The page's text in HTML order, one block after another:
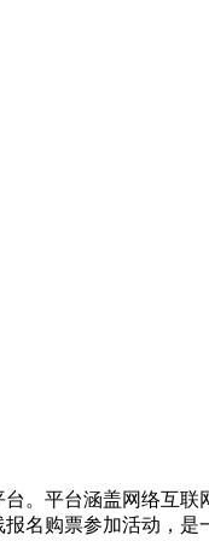
。平台涵盖网络互
名购票参加活动，是